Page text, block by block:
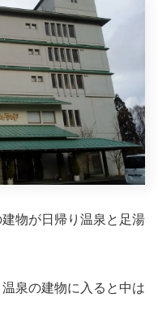
物が日帰り温泉と足湯
泉の建物に入ると中は